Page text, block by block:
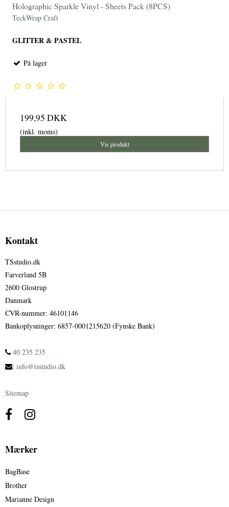
Holographic Sparkle Vinyl - Sheets Pack (8PCS)
TeckWrap Craft
GLITTER & PASTEL
På lager
199,95 DKK
(inkl. moms)
Vis produkt
Kontakt
TSstudio.dk
Farverland 5B
2600 Glostrup
Danmark
CVR-nummer: 46101146
Bankoplysninger: 6857-0001215620 (Fynske Bank)
40 235 235
: info@tsstudio.dk
Sitemap
Mærker
BagBase
Brother
Marianne Design